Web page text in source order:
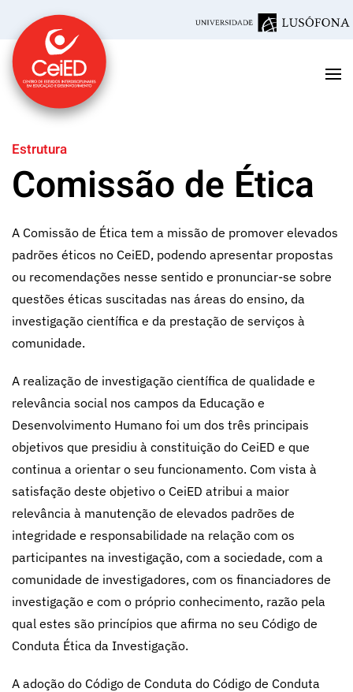
Saltar para o conteúdo principal
Estrutura
Comissão de Ética
A Comissão de Ética tem a missão de promover elevados
padrões éticos no CeiED, podendo apresentar propostas
ou recomendações nesse sentido e pronunciar-se sobre
questões éticas suscitadas nas áreas do ensino, da
investigação científica e da prestação de serviços à
comunidade.
A realização de investigação científica de qualidade e
relevância social nos campos da Educação e
Desenvolvimento Humano foi um dos três principais
objetivos que presidiu à constituição do CeiED e que
continua a orientar o seu funcionamento. Com vista à
satisfação deste objetivo o CeiED atribui a maior
relevância à manutenção de elevados padrões de
integridade e responsabilidade na relação com os
participantes na investigação, com a sociedade, com a
comunidade de investigadores, com os financiadores de
investigação e com o próprio conhecimento, razão pela
qual estes são princípios que afirma no seu Código de
Conduta Ética da Investigação.
A adoção do Código de Conduta do Código de Conduta